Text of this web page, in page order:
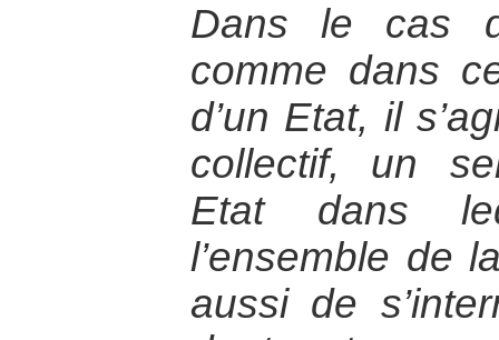
Dans le cas
comme dans
d’un Etat, il
collectif, un
Etat dans
l’ensemble de
aussi de